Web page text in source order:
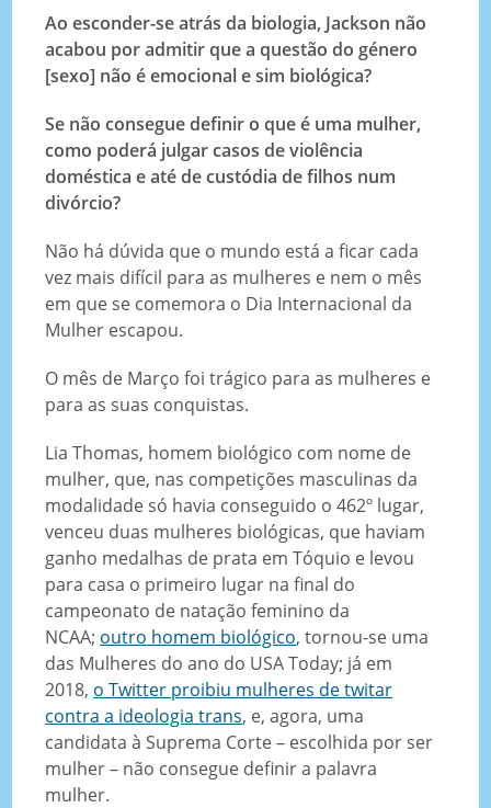
Ao esconder-se atrás da biologia, Jackson não
acabou por admitir que a questão do género
[sexo] não é emocional e sim biológica?
Se não consegue definir o que é uma mulher,
como poderá julgar casos de violência
doméstica e até de custódia de filhos num
divórcio?
Não há dúvida que o mundo está a ficar cada
vez mais difícil para as mulheres e nem o mês
em que se comemora o Dia Internacional da
Mulher escapou.
O mês de Março foi trágico para as mulheres e
para as suas conquistas.
Lia Thomas, homem biológico com nome de
mulher, que, nas competições masculinas da
modalidade só havia conseguido o 462º lugar,
venceu duas mulheres biológicas, que haviam
ganho medalhas de prata em Tóquio e levou
para casa o primeiro lugar na final do
campeonato de natação feminino da
NCAA; outro homem biológico, tornou-se uma
das Mulheres do ano do USA Today; já em
2018, o Twitter proibiu mulheres de twitar
contra a ideologia trans, e, agora, uma
candidata à Suprema Corte – escolhida por ser
mulher – não consegue definir a palavra
mulher.